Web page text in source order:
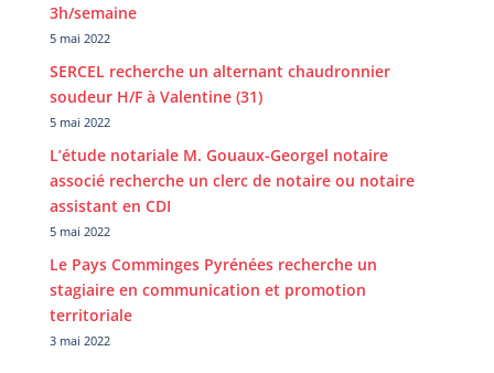
3h/semaine
5 mai 2022
SERCEL recherche un alternant chaudronnier
soudeur H/F à Valentine (31)
5 mai 2022
L’étude notariale M. Gouaux-Georgel notaire
associé recherche un clerc de notaire ou notaire
assistant en CDI
5 mai 2022
Le Pays Comminges Pyrénées recherche un
stagiaire en communication et promotion
territoriale
3 mai 2022